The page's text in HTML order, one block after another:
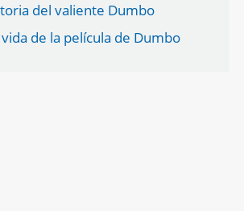
del valiente Dumbo
de la película de Dumbo